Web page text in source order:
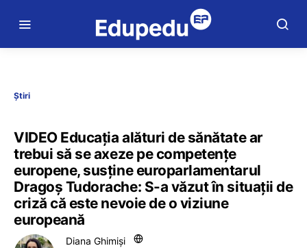
Știri
VIDEO Educația alături de sănătate ar
trebui să se axeze pe competențe
europene, susține europarlamentarul
Dragoș Tudorache: S-a văzut în situații de
criză că este nevoie de o viziune
europeană
Diana Ghimiși